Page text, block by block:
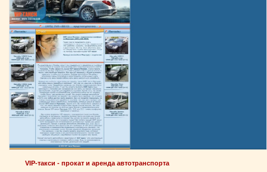
VIP-такси - прокат и аренда автотранспорта